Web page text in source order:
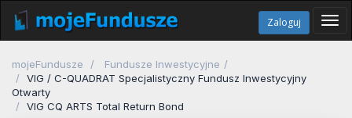
Zaloguj
mojeFundusze
Fundusze Inwestycyjne
VIG / C-QUADRAT Specjalistyczny Fundusz Inwestycyjny
Otwarty
VIG CQ ARTS Total Return Bond